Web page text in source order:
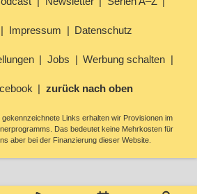
Impressum Datenschutz
Jobs Werbung schalten
zurück nach oben
Links erhalten wir Provisionen im
Das bedeutet keine Mehrkosten für
aber bei der Finanzierung dieser Website.